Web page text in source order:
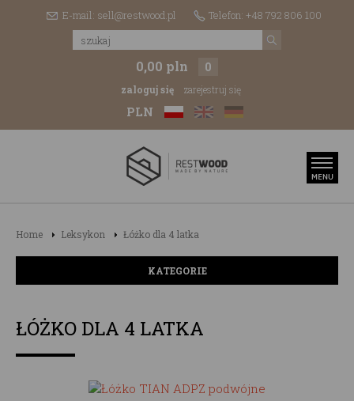
E-mail: sell@restwood.pl Telefon: +48 792 806 100
0,00 pln 0
zaloguj się zarejestruj się
PLN
Home Leksykon Łóżko dla 4 latka
KATEGORIE
ŁÓŻKO DLA 4 LATKA